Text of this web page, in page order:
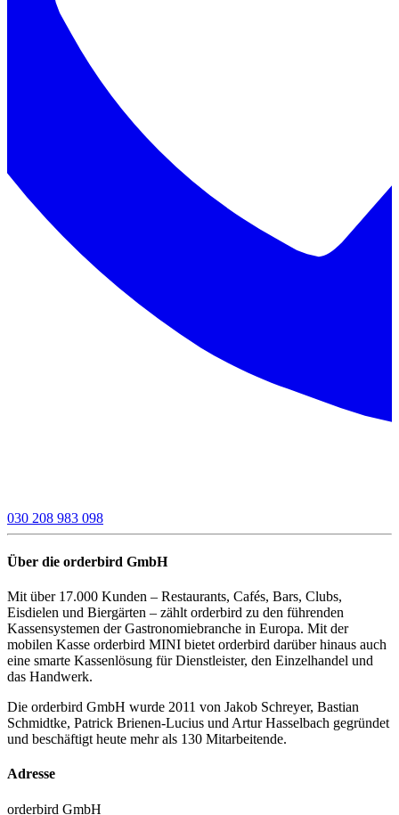
030 208 983 098
Über die orderbird GmbH
Mit über 17.000 Kunden – Restaurants, Cafés, Bars, Clubs,
Eisdielen und Biergärten – zählt orderbird zu den führenden
Kassensystemen der Gastronomiebranche in Europa. Mit der
mobilen Kasse orderbird MINI bietet orderbird darüber hinaus auch
eine smarte Kassenlösung für Dienstleister, den Einzelhandel und
das Handwerk.
Die orderbird GmbH wurde 2011 von Jakob Schreyer, Bastian
Schmidtke, Patrick Brienen-Lucius und Artur Hasselbach gegründet
und beschäftigt heute mehr als 130 Mitarbeitende.
Adresse
orderbird GmbH